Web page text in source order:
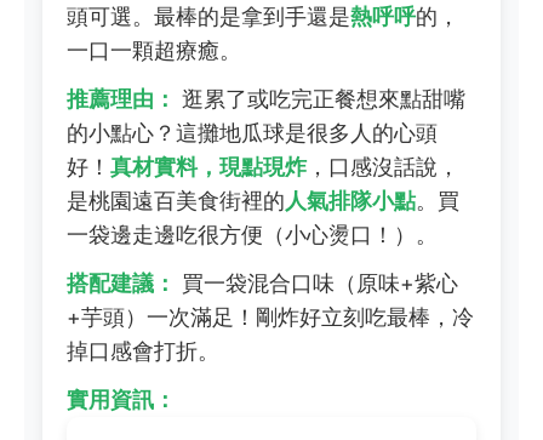
頭可選。最棒的是拿到手還是熱呼呼的，
一口一顆超療癒。
推薦理由： 逛累了或吃完正餐想來點甜嘴
的小點心？這攤地瓜球是很多人的心頭
好！ 真材實料，現點現炸，口感沒話說，
是桃園遠百美食街裡的人氣排隊小點。買
一袋邊走邊吃很方便（小心燙口！）。
搭配建議：
買一袋混合口味（原味+紫心
+芋頭）一次滿足！剛炸好立刻吃最棒，冷
掉口感會打折。
實用資訊：